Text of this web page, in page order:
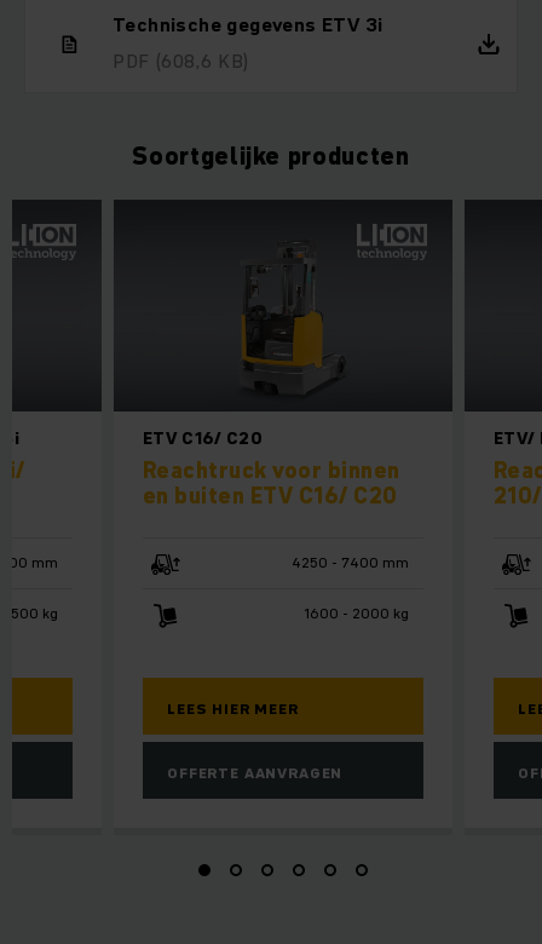
Technische gegevens ETV 3i
PDF (608,6 KB)
Soortgelijke producten
ETV C16/ C20
Reachtruck voor binnen
en buiten ETV C16/ C20
4250 - 7400 mm
1600 - 2000 kg
LEES HIER MEER
OFFERTE AANVRAGEN
ETV/
mm
kg